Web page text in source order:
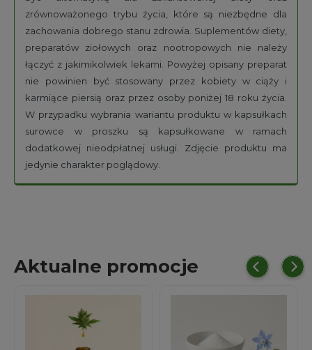
zrównoważonego trybu życia, które są niezbędne dla
zachowania dobrego stanu zdrowia. Suplementów diety,
preparatów ziołowych oraz nootropowych nie należy
łączyć z jakimikolwiek lekami. Powyżej opisany preparat
nie powinien być stosowany przez kobiety w ciąży i
karmiące piersią oraz przez osoby poniżej 18 roku życia.
W przypadku wybrania wariantu produktu w kapsułkach
surowce w proszku są kapsułkowane w ramach
dodatkowej nieodpłatnej usługi. Zdjęcie produktu ma
jedynie charakter poglądowy.
Aktualne promocje